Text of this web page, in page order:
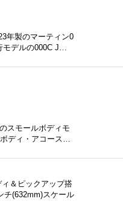
年製のマーティン0
モデルの000C J…
スモールボディモ
ディ・アコース…
＆ピックアップ搭
チ(632mm)スケール